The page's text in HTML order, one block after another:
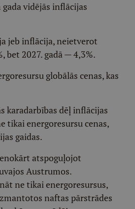
vidējās inflācijas
jeb inflācija, neietverot
bet 2027. gadā — 4,3%.
globālās cenas, kas
karadarbības dēļ inflācijas
tikai energoresursu cenas,
gaidas.
atspoguļojot
Austrumos.
ne tikai energoresursus,
naftas pārstrādes